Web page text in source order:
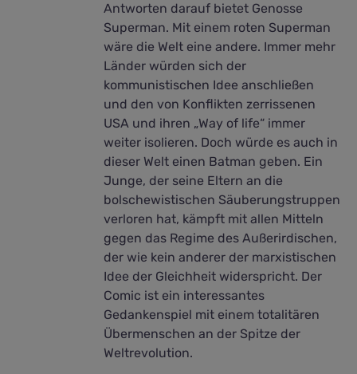
Antworten darauf bietet Genosse
Superman. Mit einem roten Superman
wäre die Welt eine andere. Immer mehr
Länder würden sich der
kommunistischen Idee anschließen
und den von Konflikten zerrissenen
USA und ihren „Way of life“ immer
weiter isolieren. Doch würde es auch in
dieser Welt einen Batman geben. Ein
Junge, der seine Eltern an die
bolschewistischen Säuberungstruppen
verloren hat, kämpft mit allen Mitteln
gegen das Regime des Außerirdischen,
der wie kein anderer der marxistischen
Idee der Gleichheit widerspricht. Der
Comic ist ein interessantes
Gedankenspiel mit einem totalitären
Übermenschen an der Spitze der
Weltrevolution.